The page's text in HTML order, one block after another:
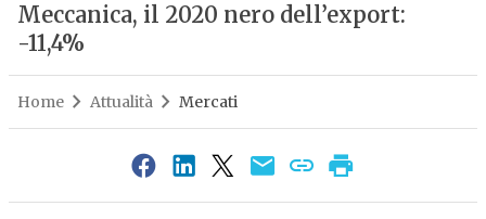
Meccanica, il 2020 nero dell’export:
-11,4%
Home Attualità Mercati